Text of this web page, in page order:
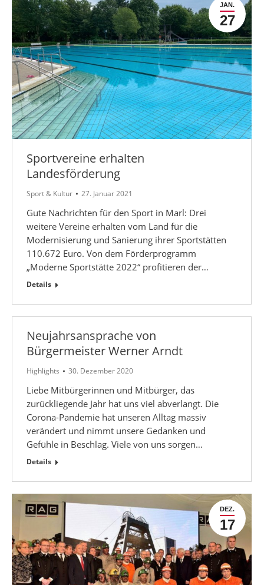
JAN.
27
Sportvereine erhalten
Landesförderung
Sport & Kultur 27. Januar 2021
Gute Nachrichten für den Sport in Marl: Drei
weitere Vereine erhalten vom Land für die
Modernisierung und Sanierung ihrer Sportstätten
110.672 Euro. Von dem Förderprogramm
„Moderne Sportstätte 2022“ profitieren der…
Details
Neujahrsansprache von
Bürgermeister Werner Arndt
Highlights 30. Dezember 2020
Liebe Mitbürgerinnen und Mitbürger, das
zurückliegende Jahr hat uns viel abverlangt. Die
Corona-Pandemie hat unseren Alltag massiv
verändert und nimmt unsere Gedanken und
Gefühle in Beschlag. Viele von uns sorgen…
Details
DEZ.
17